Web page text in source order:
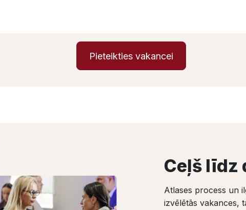
Pieteikties vakancei
Ceļš līdz
Atlases process un
izvēlētās vakances,